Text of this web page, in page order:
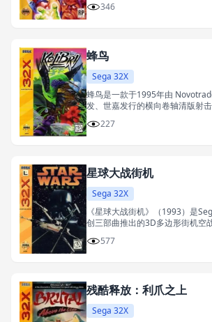
346
蜂鸟
Sega 32X
蜂鸟是一款于1995年由
发、世嘉发行的横向卷轴清版射击
227
星球大战街机
Sega 32X
《星球大战街机》（1993）是
创三部曲推出的3D多边形街机空
577
残酷释放：利爪之上
Sega 32X